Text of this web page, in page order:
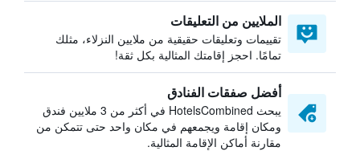
الملايين من التعليقات
تقييمات وتعليقات حقيقية من ملايين النزلاء، مثلك
تمامًا. احجز إقامتك المثالية بكل ثقة!
أفضل صفقات الفنادق
يبحث HotelsCombined في أكثر من 3 ملايين فندق
ومكان إقامة ويجمعهم في مكان واحد حتى تتمكن من
مقارنة أماكن الإقامة المثالية.